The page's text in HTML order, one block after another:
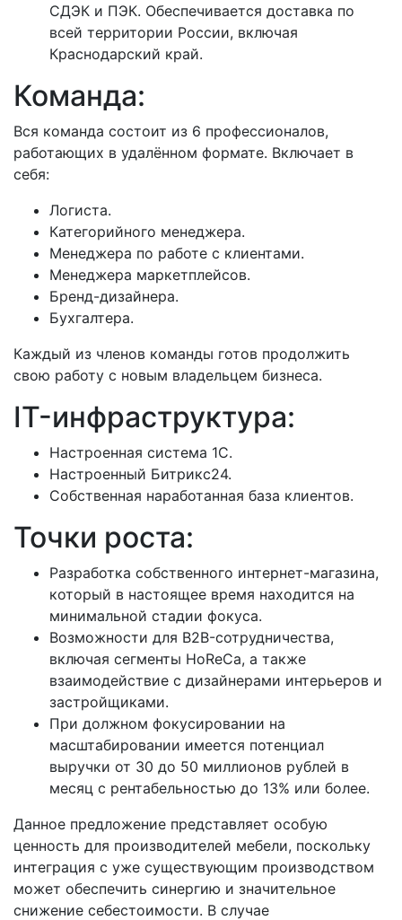
СДЭК и ПЭК. Обеспечивается доставка по
всей территории России, включая
Краснодарский край.
Команда:
Вся команда состоит из 6 профессионалов,
работающих в удалённом формате. Включает в
себя:
Логиста.
Категорийного менеджера.
Менеджера по работе с клиентами.
Менеджера маркетплейсов.
Бренд-дизайнера.
Бухгалтера.
Каждый из членов команды готов продолжить
свою работу с новым владельцем бизнеса.
IT-инфраструктура:
Настроенная система 1С.
Настроенный Битрикс24.
Собственная наработанная база клиентов.
Точки роста:
Разработка собственного интернет-магазина,
который в настоящее время находится на
минимальной стадии фокуса.
Возможности для B2B-сотрудничества,
включая сегменты HoReCa, а также
взаимодействие с дизайнерами интерьеров и
застройщиками.
При должном фокусировании на
масштабировании имеется потенциал
выручки от 30 до 50 миллионов рублей в
месяц с рентабельностью до 13% или более.
Данное предложение представляет особую
ценность для производителей мебели, поскольку
интеграция с уже существующим производством
может обеспечить синергию и значительное
снижение себестоимости. В случае